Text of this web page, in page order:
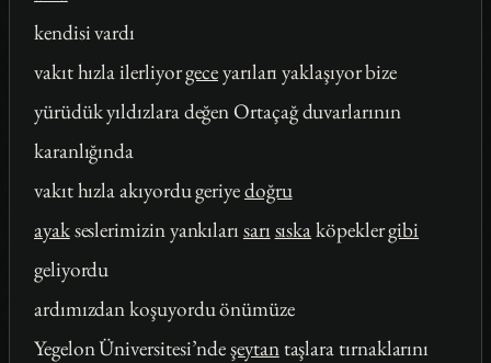
kendisi vardı
vakıt hızla ilerliyorgeceyarıları yaklaşıyor bize
yürüdük yıldızlara değen Ortaçağ duvarlarının
karanlığında
vakıt hızla akıyordu geriyedoğru
ayakseslerimizin yankıları sarı sıskaköpeklergibi
geliyordu
ardımızdan koşuyordu önümüze
Yegelon Üniversitesi’ndeşeytantaşlara tırnaklarını